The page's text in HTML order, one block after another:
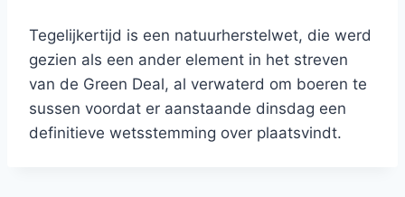
Tegelijkertijd is een natuurherstelwet, die werd
gezien als een ander element in het streven
van de Green Deal, al verwaterd om boeren te
sussen voordat er aanstaande dinsdag een
definitieve wetsstemming over plaatsvindt.